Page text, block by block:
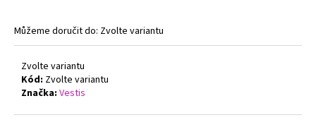
Můžeme doručit do: Zvolte variantu
Zvolte variantu
Kód: Zvolte variantu
Značka: Vestis
u
j
m